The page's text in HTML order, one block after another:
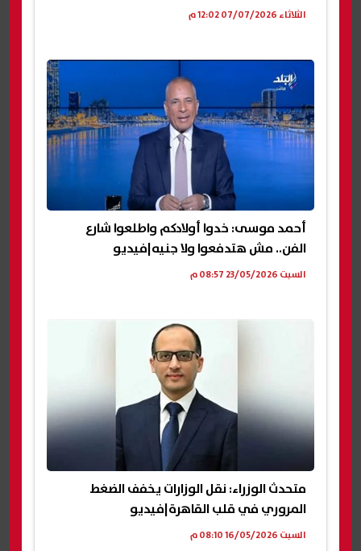
الثلاثاء 07/07/2026 12:02 م
أحمد موسى: خدوا أولادكم واطلعوا شارع
الفن.. مش هتدفعوا ولا جنيه|فيديو
السبت 23/05/2026 08:57 م
متحدث الوزراء: نقل الوزارات يخفف الضغط
المروري في قلب القاهرة|فيديو
السبت 16/05/2026 08:10 م